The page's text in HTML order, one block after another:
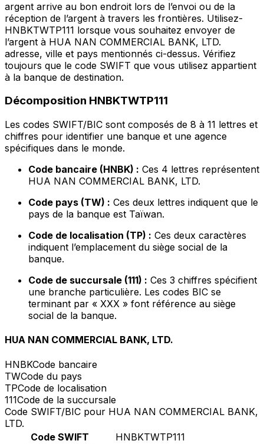
argent arrive au bon endroit lors de l’envoi ou de la
réception de l’argent à travers les frontières. Utilisez-
HNBKTWTP111 lorsque vous souhaitez envoyer de
l’argent à HUA NAN COMMERCIAL BANK, LTD.
adresse, ville et pays mentionnés ci-dessus. Vérifiez
toujours que le code SWIFT que vous utilisez appartient
à la banque de destination.
Décomposition HNBKTWTP111
Les codes SWIFT/BIC sont composés de 8 à 11 lettres et
chiffres pour identifier une banque et une agence
spécifiques dans le monde.
Code bancaire (HNBK) : Ces 4 lettres représentent
HUA NAN COMMERCIAL BANK, LTD.
Code pays (TW) : Ces deux lettres indiquent que le
pays de la banque est Taïwan.
Code de localisation (TP) : Ces deux caractères
indiquent l’emplacement du siège social de la
banque.
Code de succursale (111) : Ces 3 chiffres spécifient
une branche particulière. Les codes BIC se
terminant par « XXX » font référence au siège
social de la banque.
HUA NAN COMMERCIAL BANK, LTD.
HNBKCode bancaire
TWCode du pays
TPCode de localisation
111Code de la succursale
Code SWIFT/BIC pour HUA NAN COMMERCIAL BANK,
LTD.
Code SWIFT
HNBKTWTP111